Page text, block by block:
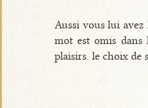
Aussi vous lui avez
mot est omis dans
plaisirs. le choix de